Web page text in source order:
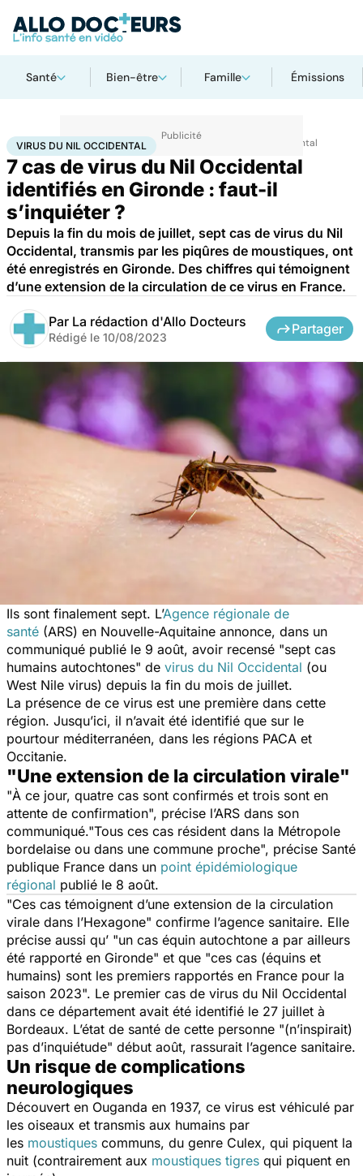
Santé Bien-être Famille Émissions
Accueil SantéMaladiesMaladies infectieuses Virus du Nil occidental
VIRUS DU NIL OCCIDENTAL
7 cas de virus du Nil Occidental
identifiés en Gironde : faut-il
s’inquiéter ?
Depuis la fin du mois de juillet, sept cas de virus du Nil
Occidental, transmis par les piqûres de moustiques, ont
été enregistrés en Gironde. Des chiffres qui témoignent
d’une extension de la circulation de ce virus en France.
Par La rédaction d'Allo Docteurs
Rédigé le 10/08/2023
Partager
Ils sont finalement sept. L’Agence régionale de
santé (ARS) en Nouvelle-Aquitaine annonce, dans un
communiqué publié le 9 août, avoir recensé "sept cas
humains autochtones" de virus du Nil Occidental (ou
West Nile virus) depuis la fin du mois de juillet.
La présence de ce virus est une première dans cette
région. Jusqu’ici, il n’avait été identifié que sur le
pourtour méditerranéen, dans les régions PACA et
Occitanie.
"Une extension de la circulation virale"
"À ce jour, quatre cas sont confirmés et trois sont en
attente de confirmation", précise l’ARS dans son
communiqué."Tous ces cas résident dans la Métropole
bordelaise ou dans une commune proche", précise Santé
publique France dans un point épidémiologique
régional publié le 8 août.
"Ces cas témoignent d’une extension de la circulation
virale dans l’Hexagone" confirme l’agence sanitaire. Elle
précise aussi qu’ "un cas équin autochtone a par ailleurs
été rapporté en Gironde" et que "ces cas (équins et
humains) sont les premiers rapportés en France pour la
saison 2023". Le premier cas de virus du Nil Occidental
dans ce département avait été identifié le 27 juillet à
Bordeaux. L’état de santé de cette personne "(n’inspirait)
pas d’inquiétude" début août, rassurait l’agence sanitaire.
Un risque de complications
neurologiques
Découvert en Ouganda en 1937, ce virus est véhiculé par
les oiseaux et transmis aux humains par
les moustiques communs, du genre Culex, qui piquent la
nuit (contrairement aux moustiques tigres qui piquent en